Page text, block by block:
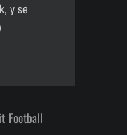
y se
Football